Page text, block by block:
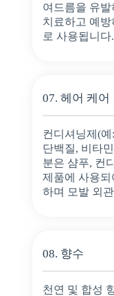
여드름을 유
치료하고 예
로 사용됩니다.
07. 헤어 케어
컨디셔닝제(
단백질, 비타
분은 샴푸, 컨
제품에 사용
하며 모발 외
08. 향수
천연 및 합성